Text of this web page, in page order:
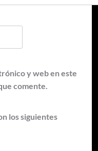
y web en este
comente.
los siguientes